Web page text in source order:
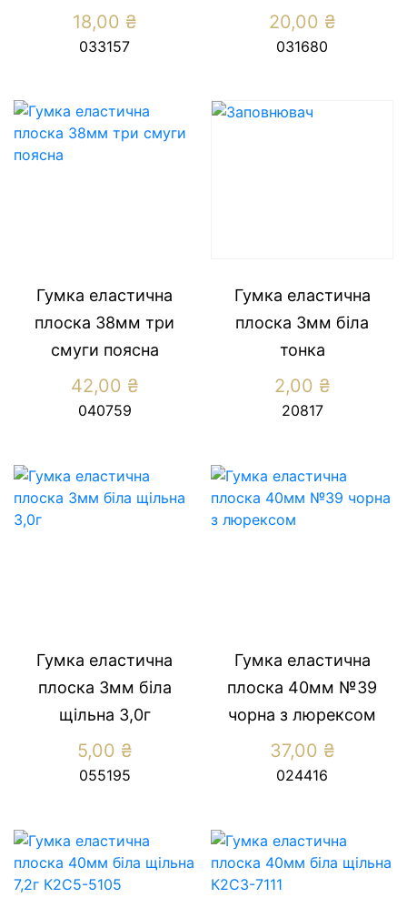
18,00 ₴
033157
20,00 ₴
031680
Гумка еластична
плоска 38мм три
смуги поясна
42,00 ₴
040759
Гумка еластична
плоска 3мм біла
тонка
2,00 ₴
20817
Гумка еластична
плоска 3мм біла
щільна 3,0г
5,00 ₴
055195
Гумка еластична
плоска 40мм №39
чорна з люрексом
37,00 ₴
024416